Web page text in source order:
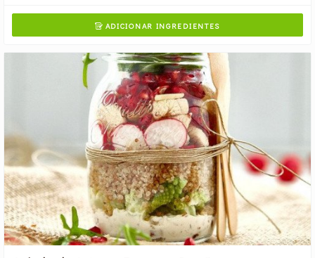
ADICIONAR INGREDIENTES